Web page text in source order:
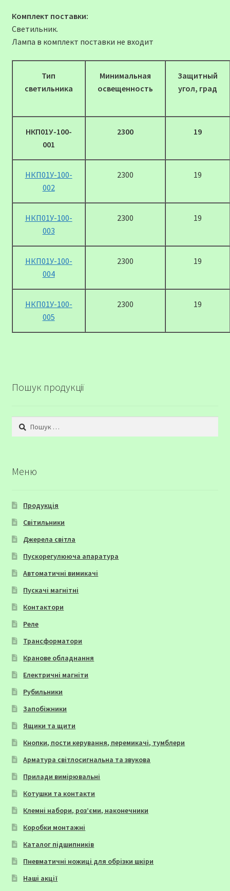
Комплект поставки:
Светильник.
Лампа в комплект поставки не входит
Тип
светильника
Минимальная
освещенность
Защитный
угол, град
НКП01У-100-
001
2300 19
НКП01У-100-
002
2300 19
НКП01У-100-
003
2300 19
НКП01У-100-
004
2300 19
НКП01У-100-
005
2300 19
Пошук продукції
Пошук:
Меню
Продукція
Світильники
Джерела світла
Пускорегулююча апаратура
Автоматичні вимикачі
Пускачі магнітні
Контактори
Реле
Трансформатори
Кранове обладнання
Електричні магніти
Рубильники
Запобіжники
Ящики та щити
Кнопки, пости керування, перемикачі, тумблери
Арматура світлосигнальна та звукова
Прилади вимірювальні
Котушки та контакти
Клемні набори, роз’єми, наконечники
Коробки монтажні
Каталог підшипників
Пневматичні ножиці для обрізки шкіри
Наші акції